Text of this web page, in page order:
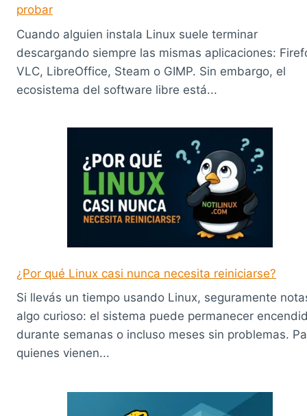
probar
Cuando alguien instala Linux suele terminar
descargando siempre las mismas aplicaciones:
VLC, LibreOffice, Steam o GIMP. Sin embargo, el
ecosistema del software libre está...
¿Por qué Linux casi nunca necesita reiniciarse?
Si llevás un tiempo usando Linux, seguramente
algo curioso: el sistema puede permanecer
durante semanas o incluso meses sin problemas.
quienes vienen...